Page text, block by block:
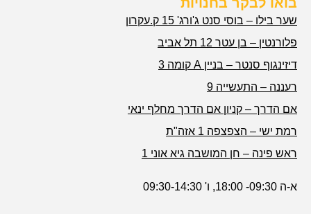
שער בילו – בוסי סנט ג'ורג' 15 ק.עקרון
פלורנטין – בן עטר 12 תל אביב
דיזינגוף סנטר – בניין A קומה 3
רעננה – התעשייה 9
אם הדרך – קניון אם הדרך מחלף ינאי
רמת ישי – הצפצפה 1 אזה"ת
ראש פינה – חן המושבה גיא אוני 1
א-ה 09:30- 18:00, ו' 09:30-14:30